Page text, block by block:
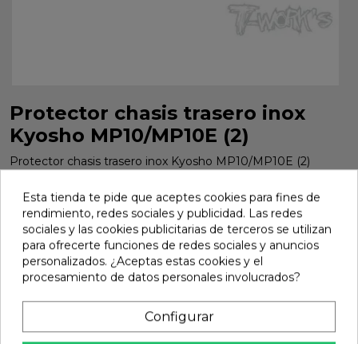
Protector chasis trasero inox
Kyosho MP10/MP10E (2)
Protector chasis trasero inox Kyosho MP10/MP10E (2)
12,62 €
Añadir
En stock
share Compartir
Esta tienda te pide que aceptes cookies para fines de
rendimiento, redes sociales y publicidad. Las redes
sociales y las cookies publicitarias de terceros se utilizan
para ofrecerte funciones de redes sociales y anuncios
personalizados. ¿Aceptas estas cookies y el
procesamiento de datos personales involucrados?
Configurar